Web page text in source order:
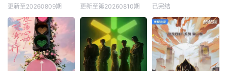
更新至20260809期 更新至第20260810期 已完结